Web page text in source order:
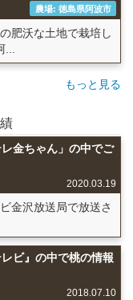
農場: 徳島県阿波市
肥沃な土地で栽培し
もっと見る
金ちゃん」の中でご
2020.03.19
金沢放送局で放送さ
ビ』の中で桃の情報
2018.07.10